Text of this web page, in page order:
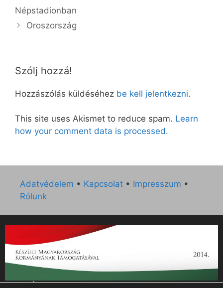
Népstadionban
Oroszország
Szólj hozzá!
Hozzászólás küldéséhez be kell jelentkezni.
This site uses Akismet to reduce spam. Learn
how your comment data is processed.
Adatvédelem • Kapcsolat • Impresszum •
Rólunk
„Az Új Ember katolikus hetilap 2014. évi működésének